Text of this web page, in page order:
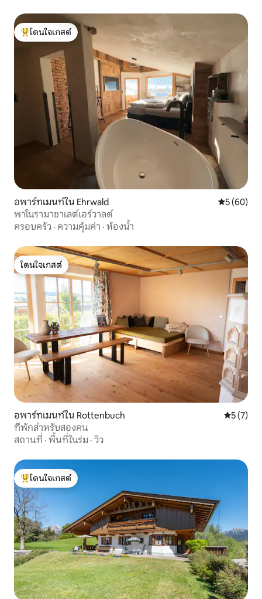
โดนใจเกสต์ที่สุด
โดนใจเกสต์
อพาร์ทเมนท์ใน Ehrwald คะแนนเฉลี่
5 (60)
พาโนรามาชาเลต์เอร์วาลด์
ครอบครัว · ความคุ้มค่า · ห้องน้ำ
โดนใจเกสต์
โดนใจเกสต์
อพาร์ทเมนท์ใน Rottenbuch คะแนนเฉ
5 (7)
ที่พักสำหรับสองคน
สถานที่ · พื้นที่ในร่ม · วิว
โดนใจเกสต์ที่สุด
โดนใจเกสต์